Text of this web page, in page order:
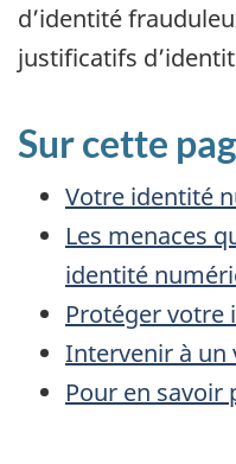
d’identité
justificatifs
Sur cette
Votre identité
Les menaces
identité
Protéger votre
Intervenir à un
Pour en savoir